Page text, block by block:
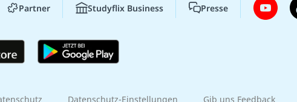
Partner Studyflix Business Presse
Datenschutz-Einstellungen Gib uns Feedback